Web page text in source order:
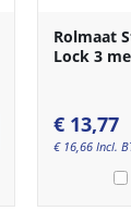
Rolmaat
Lock 3
€ 13,77
€ 16,66 Incl.